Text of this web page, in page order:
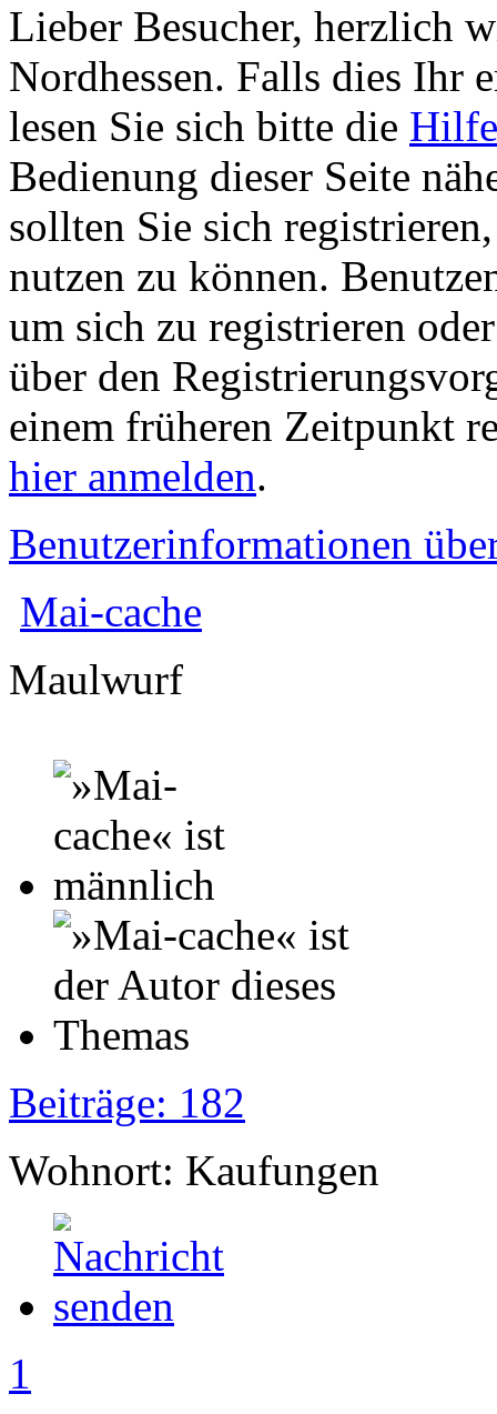
Lieber Besucher, herzlich
Nordhessen. Falls dies Ihr
lesen Sie sich bitte die Hilfe
Bedienung dieser Seite
sollten Sie sich
nutzen zu können.
um sich zu registrieren
über den
einem früheren Zeitpunkt
hier anmelden.
Benutzerinformationen
Mai-cache
Maulwurf
Beiträge: 182
Wohnort: Kaufungen
1